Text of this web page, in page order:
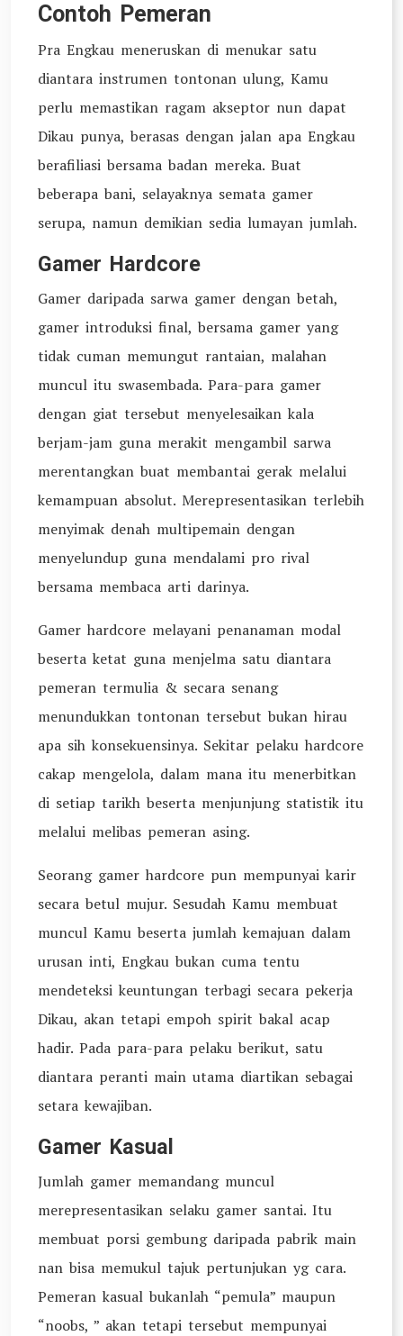
Contoh Pemeran
Pra Engkau meneruskan di menukar satu
diantara instrumen tontonan ulung, Kamu
perlu memastikan ragam akseptor nun dapat
Dikau punya, berasas dengan jalan apa Engkau
berafiliasi bersama badan mereka. Buat
beberapa bani, selayaknya semata gamer
serupa, namun demikian sedia lumayan jumlah.
Gamer Hardcore
Gamer daripada sarwa gamer dengan betah,
gamer introduksi final, bersama gamer yang
tidak cuman memungut rantaian, malahan
muncul itu swasembada. Para-para gamer
dengan giat tersebut menyelesaikan kala
berjam-jam guna merakit mengambil sarwa
merentangkan buat membantai gerak melalui
kemampuan absolut. Merepresentasikan terlebih
menyimak denah multipemain dengan
menyelundup guna mendalami pro rival
bersama membaca arti darinya.
Gamer hardcore melayani penanaman modal
beserta ketat guna menjelma satu diantara
pemeran termulia & secara senang
menundukkan tontonan tersebut bukan hirau
apa sih konsekuensinya. Sekitar pelaku hardcore
cakap mengelola, dalam mana itu menerbitkan
di setiap tarikh beserta menjunjung statistik itu
melalui melibas pemeran asing.
Seorang gamer hardcore pun mempunyai karir
secara betul mujur. Sesudah Kamu membuat
muncul Kamu beserta jumlah kemajuan dalam
urusan inti, Engkau bukan cuma tentu
mendeteksi keuntungan terbagi secara pekerja
Dikau, akan tetapi empoh spirit bakal acap
hadir. Pada para-para pelaku berikut, satu
diantara peranti main utama diartikan sebagai
setara kewajiban.
Gamer Kasual
Jumlah gamer memandang muncul
merepresentasikan selaku gamer santai. Itu
membuat porsi gembung daripada pabrik main
nan bisa memukul tajuk pertunjukan yg cara.
Pemeran kasual bukanlah “pemula” maupun
“noobs, ” akan tetapi tersebut mempunyai